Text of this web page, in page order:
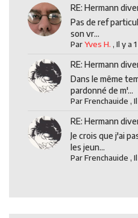
RE: Hermann
Pas de ref
son vr...
ParYves H. ,Il y a
RE: Hermann
Dans le même
pardonné de m'...
ParFrenchauide ,
RE: Hermann
Je crois que j'ai
les jeun...
ParFrenchauide ,